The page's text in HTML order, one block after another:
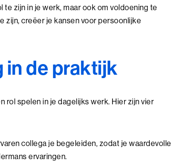
zijn in je werk, maar ook om voldoening te
zijn, creëer je kansen voor persoonlijke
de praktijk
rol spelen in je dagelijks werk. Hier zijn vier
collega je begeleiden, zodat je waardevolle
ervaringen.